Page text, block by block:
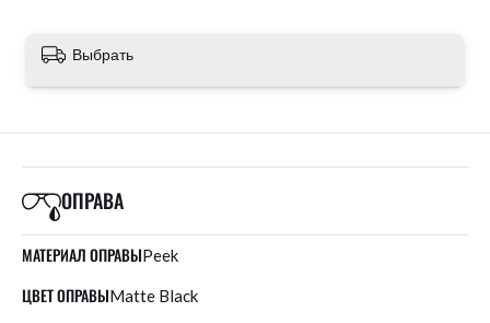
Выбрать
ОПРАВА
МАТЕРИАЛ ОПРАВЫPeek
ЦВЕТ ОПРАВЫMatte Black